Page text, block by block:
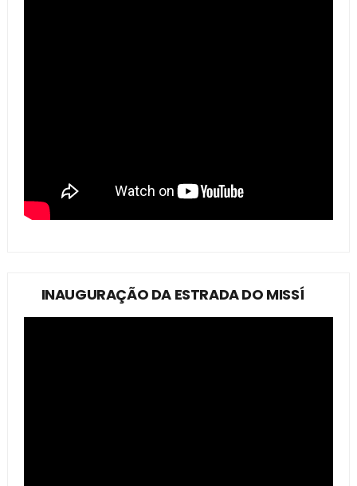
INAUGURAÇÃO DA ESTRADA DO MISSÍ